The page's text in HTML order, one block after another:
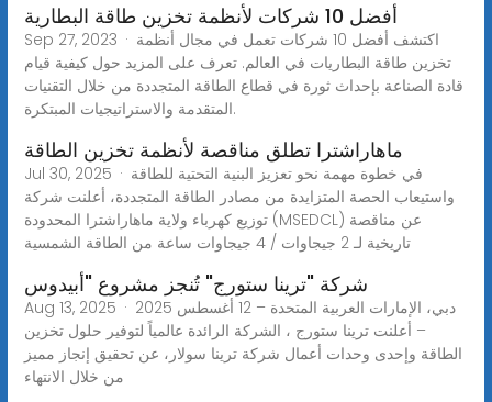
أفضل 10 شركات لأنظمة تخزين طاقة البطارية
Sep 27, 2023 · اكتشف أفضل 10 شركات تعمل في مجال أنظمة
تخزين طاقة البطاريات في العالم. تعرف على المزيد حول كيفية قيام
قادة الصناعة بإحداث ثورة في قطاع الطاقة المتجددة من خلال التقنيات
المتقدمة والاستراتيجيات المبتكرة.
ماهاراشترا تطلق مناقصة لأنظمة تخزين الطاقة
Jul 30, 2025 · في خطوة مهمة نحو تعزيز البنية التحتية للطاقة
واستيعاب الحصة المتزايدة من مصادر الطاقة المتجددة، أعلنت شركة
توزيع كهرباء ولاية ماهاراشترا المحدودة (MSEDCL) عن مناقصة
تاريخية لـ 2 جيجاوات / 4 جيجاوات ساعة من الطاقة الشمسية
شركة "ترينا ستورج" تُنجز مشروع "أبيدوس
Aug 13, 2025 · دبي، الإمارات العربية المتحدة – 12 أغسطس 2025
– أعلنت ترينا ستورج ، الشركة الرائدة عالمياً لتوفير حلول تخزين
الطاقة وإحدى وحدات أعمال شركة ترينا سولار، عن تحقيق إنجاز مميز
من خلال الانتهاء